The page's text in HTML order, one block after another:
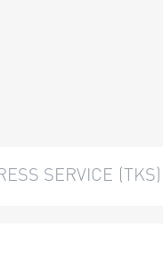
SERVICE (TKS)